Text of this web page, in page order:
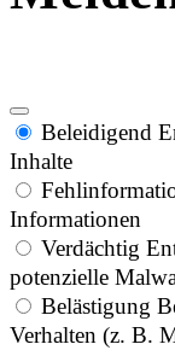
Beleidigend
Inhalte
Informationen
Verdächtig
potenzielle
Belästigung
Verhalten (z. B.